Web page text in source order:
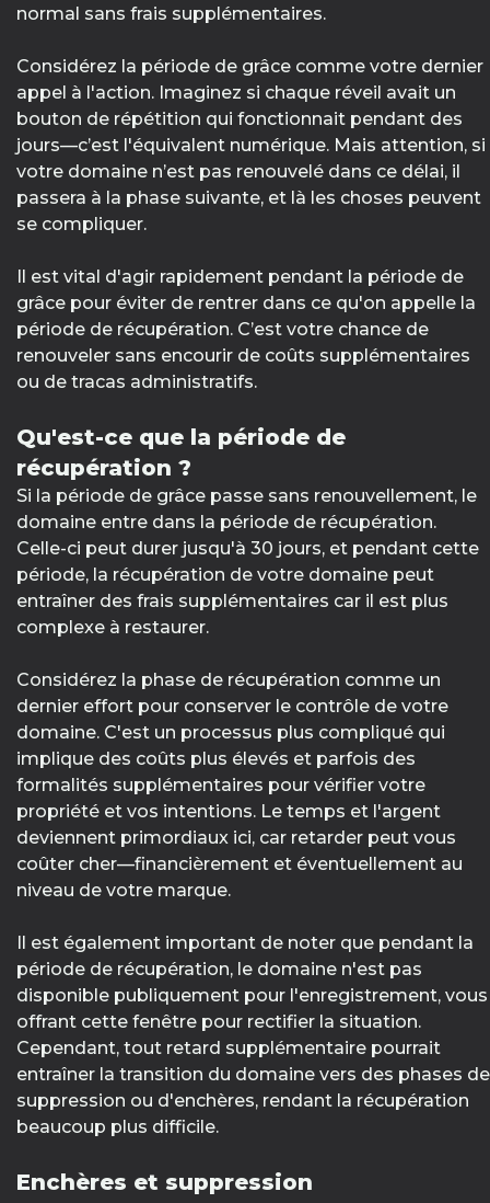
normal sans frais supplémentaires.
Considérez la période de grâce comme votre dernier
appel à l'action. Imaginez si chaque réveil avait un
bouton de répétition qui fonctionnait pendant des
jours—c’est l'équivalent numérique. Mais attention, si
votre domaine n’est pas renouvelé dans ce délai, il
passera à la phase suivante, et là les choses peuvent
se compliquer.
Il est vital d'agir rapidement pendant la période de
grâce pour éviter de rentrer dans ce qu'on appelle la
période de récupération. C’est votre chance de
renouveler sans encourir de coûts supplémentaires
ou de tracas administratifs.
Qu'est-ce que la période de
récupération ?
Si la période de grâce passe sans renouvellement, le
domaine entre dans la période de récupération.
Celle-ci peut durer jusqu'à 30 jours, et pendant cette
période, la récupération de votre domaine peut
entraîner des frais supplémentaires car il est plus
complexe à restaurer.
Considérez la phase de récupération comme un
dernier effort pour conserver le contrôle de votre
domaine. C'est un processus plus compliqué qui
implique des coûts plus élevés et parfois des
formalités supplémentaires pour vérifier votre
propriété et vos intentions. Le temps et l'argent
deviennent primordiaux ici, car retarder peut vous
coûter cher—financièrement et éventuellement au
niveau de votre marque.
Il est également important de noter que pendant la
période de récupération, le domaine n'est pas
disponible publiquement pour l'enregistrement, vous
offrant cette fenêtre pour rectifier la situation.
Cependant, tout retard supplémentaire pourrait
entraîner la transition du domaine vers des phases de
suppression ou d'enchères, rendant la récupération
beaucoup plus difficile.
Enchères et suppression